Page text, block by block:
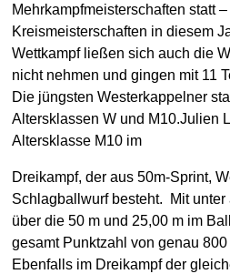
Mehrkampfmeisterschaften statt
Kreismeisterschaften in diesem
Wettkampf ließen sich auch die
nicht nehmen und gingen mit 11
Die jüngsten Westerkappelner
Altersklassen W und M10.Julien
Altersklasse M10 im
Dreikampf, der aus 50m-Sprint,
Schlagballwurf besteht. Mit
über die 50 m und 25,00 m im
gesamt Punktzahl von genau
Ebenfalls im Dreikampf der